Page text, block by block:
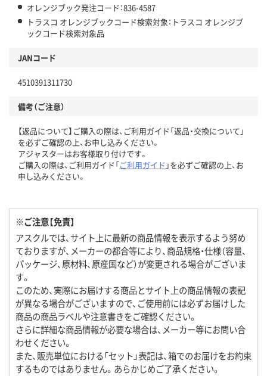
オレンジブック発注コード：836-4587
トラスコ オレンジブックコード検索対象：トラスコ オレンジブ
ックコード検索対象品
JANコード
4510391311730
備考（ご注意）
【返品について】ご購入の際は、ご利用ガイド「返品・交換について」
を必ずご確認の上、お申し込みください。
アジャスターはお客様取り付けです。
ご購入の際は、ご利用ガイド「ご利用ガイド 」を必ずご確認の上、お
申し込みください。
※ご注意【免責】
アスクルでは、サイト上に最新の商品情報を表示するよう努め
ておりますが、メーカーの都合等により、商品規格・仕様（容量、
パッケージ、原材料、原産国など）が変更される場合がございま
す。
このため、実際にお届けする商品とサイト上の商品情報の表記
が異なる場合がございますので、ご使用前には必ずお届けした
商品の商品ラベルや注意書きをご確認ください。
さらに詳細な商品情報が必要な場合は、メーカー等にお問い合
わせください。
また、販売単位における「セット」表記は、箱でのお届けをお約束
するものではありません。あらかじめご了承ください。